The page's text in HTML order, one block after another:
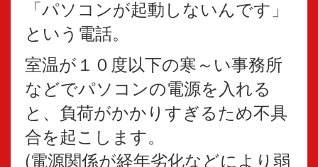
「パソコンが起動しないんです」
という電話。
室温が１０度以下の寒～い事務所
などでパソコンの電源を入れる
と、負荷がかかりすぎるため不具
合を起こします。
(電源関係が経年劣化などにより弱